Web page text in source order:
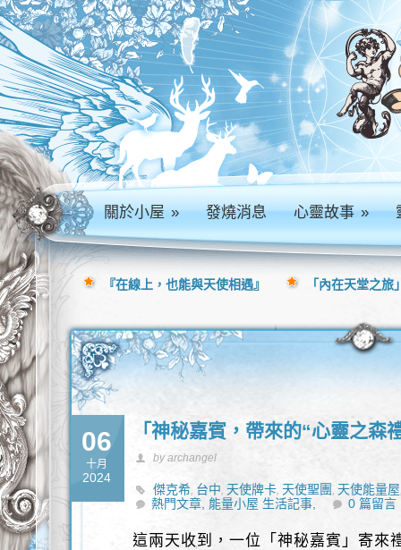
關於小屋» 發燒消息 心靈故事»
06
十月
2024
「神秘嘉賓，帶來的“心靈之森
by archangel
傑克希, 台中, 天使牌卡, 天使聖團, 天使能量屋
熱門文章, 能量小屋 生活記事, 0 篇留言
這兩天收到，一位「神秘嘉賓」寄來
『在線上，也能與天使相遇』 「內在天堂之